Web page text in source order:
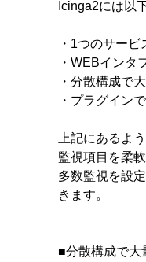
Icinga2には以
・1つのサー
・WEBインタ
・分散構成で
・プラグイン
上記にあるよ
監視項目を柔
多数監視を設
きます。
■分散構成で大